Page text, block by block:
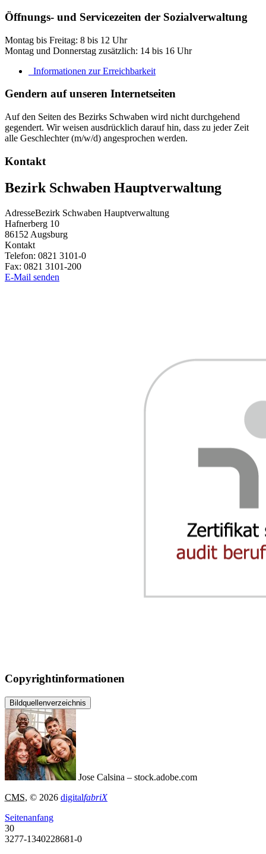
Öffnungs- und Servicezeiten der Sozialverwaltung
Montag bis Freitag: 8 bis 12 Uhr
Montag und Donnerstag zusätzlich: 14 bis 16 Uhr
Informationen zur Erreichbarkeit
Gendern auf unseren Internetseiten
Auf den Seiten des Bezirks Schwaben wird nicht durchgehend
gegendert. Wir weisen ausdrücklich darauf hin, dass zu jeder Zeit
alle Geschlechter (m/w/d) angesprochen werden.
Kontakt
Bezirk Schwaben Hauptverwaltung
AdresseBezirk Schwaben Hauptverwaltung
Hafnerberg 10
86152 Augsburg
Kontakt
Telefon: 0821 3101-0
Fax: 0821 3101-200
E-Mail senden
Copyrightinformationen
Bildquellenverzeichnis
Jose Calsina – stock.adobe.com
CMS, © 2026 digitalfabriX
Seitenanfang
30
3277-1340228681-0